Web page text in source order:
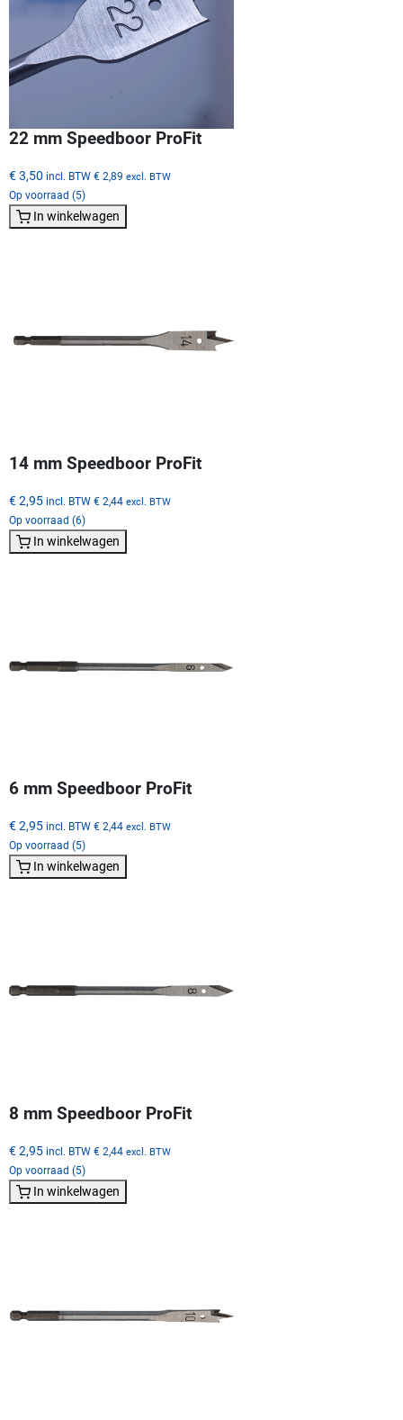
22 mm Speedboor ProFit
€ 3,50 incl. BTW € 2,89 excl. BTW
Op voorraad (5)
In winkelwagen
14 mm Speedboor ProFit
€ 2,95 incl. BTW € 2,44 excl. BTW
Op voorraad (6)
In winkelwagen
6 mm Speedboor ProFit
€ 2,95 incl. BTW € 2,44 excl. BTW
Op voorraad (5)
In winkelwagen
8 mm Speedboor ProFit
€ 2,95 incl. BTW € 2,44 excl. BTW
Op voorraad (5)
In winkelwagen